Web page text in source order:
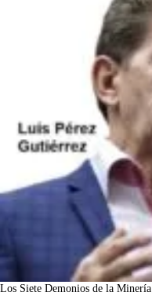
Los Siete Demonios de la Minería